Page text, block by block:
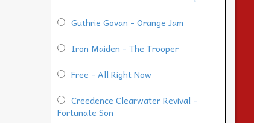
Guthrie Govan - Orange Jam
Iron Maiden - The Trooper
Free - All Right Now
Creedence Clearwater Revival -
Fortunate Son